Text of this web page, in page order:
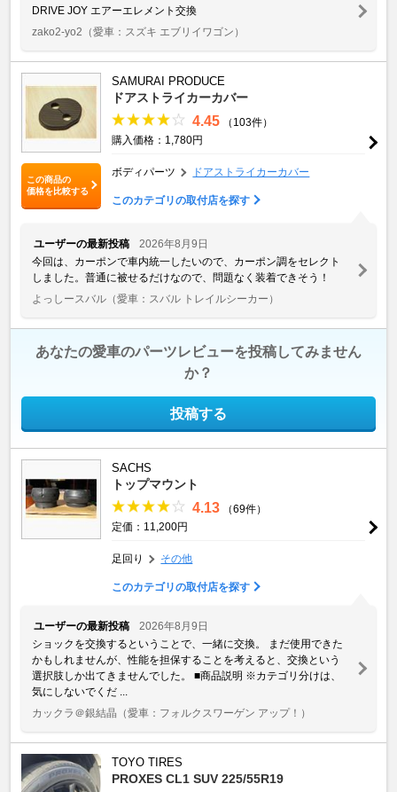
DRIVE JOY エアーエレメント交換
zako2-yo2 （愛車：スズキ エブリイワゴン）
この商品の
価格を比較する
SAMURAI PRODUCE
ドアストライカーカバー
4.45
（103件）
購入価格：1,780円
ボディパーツ ドアストライカーカバー
このカテゴリの取付店を探す
ユーザーの最新投稿
2026年8月9日
今回は、カーポンで車内統一したいので、カーポン調をセレクト
しました。普通に被せるだけなので、問題なく装着できそう！
よっしースバル （愛車：スバル トレイルシーカー）
あなたの愛車のパーツレビューを投稿してみません
か？
投稿する
SACHS
トップマウント
4.13
（69件）
定価：11,200円
足回り その他
このカテゴリの取付店を探す
ユーザーの最新投稿
2026年8月9日
ショックを交換するということで、一緒に交換。 まだ使用できた
かもしれませんが、性能を担保することを考えると、交換という
選択肢しか出てきませんでした。 ■商品説明 ※カテゴリ分けは、
気にしないでくだ ...
カックラ＠銀結晶 （愛車：フォルクスワーゲン アップ！）
TOYO TIRES
PROXES CL1 SUV 225/55R19